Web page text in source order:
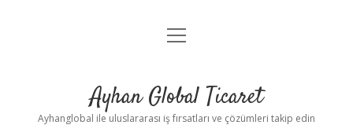
Anasayfa
Yasal Uyarı
menüyü
Ayhan Global Ticaret
Ayhanglobal ile uluslararası iş fırsatları ve çözümleri takip edin